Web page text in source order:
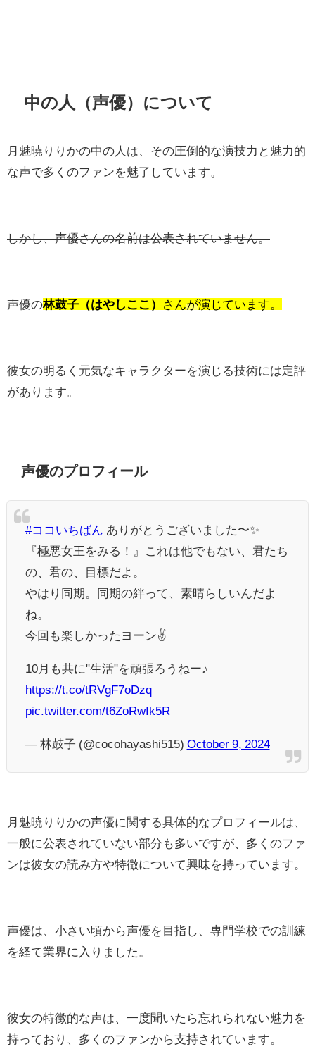
中の人（声優）について
月魅暁りりかの中の人は、その圧倒的な演技力と魅力的
な声で多くのファンを魅了しています。
しかし、声優さんの名前は公表されていません。
声優の林鼓子（はやしここ） さんが演じています。
彼女の明るく元気なキャラクターを演じる技術には定評
があります。
声優のプロフィール
#ココいちばん ありがとうございました〜✨️
『極悪女王をみる！』これは他でもない、君たち
の、君の、目標だよ。
やはり同期。同期の絆って、素晴らしいんだよ
ね。
今回も楽しかったヨーン✌️
10月も共に"生活"を頑張ろうねー♪
https://t.co/tRVgF7oDzq
pic.twitter.com/t6ZoRwIk5R
— 林鼓子 (@cocohayashi515) October 9, 2024
月魅暁りりかの声優に関する具体的なプロフィールは、
一般に公表されていない部分も多いですが、多くのファ
ンは彼女の読み方や特徴について興味を持っています。
声優は、小さい頃から声優を目指し、専門学校での訓練
を経て業界に入りました。
彼女の特徴的な声は、一度聞いたら忘れられない魅力を
持っており、多くのファンから支持されています。